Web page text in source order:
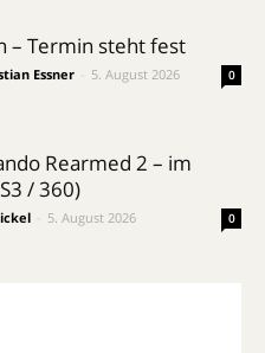
– Termin steht fest
Essner 5. August 2026 0
Rearmed 2 – im
/ 360)
5. August 2026 0